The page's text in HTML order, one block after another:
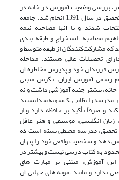
بررسی وضعیت آموزش در خانه در
نظام آموزشی ایران است. این تحقیق در سال 1391 انجام شد. جامعه
شدند و با آنها مصاحبه نیمه
مصاحبه، استخراج و طبقه ‏بندی
که مشارکت‌کنندگان از طبقه متوسط و
تحصیلات عالی هستند. مداخله
فرزندان خود و پذیرش مخاطره آن
رسمی آموزش ایران، نگرش مثبتی
بیشتر جنبه آموزشی داشت و نه
مدرسه را نظامی یک‌سویه می‏دانستند
و صرفاً تأکید بر حافظه دارد و از
انگلیسی، موسیقی و هنر غافل
مدرسه محیطی بسته است که
دهد و شخصیت واقعی خود را پنهان
به کتاب درسی نیست و بیشتر در
آموزش، مبتنی بر مهارت‏ های
ندارد و مانند نمونه‏ های جهانی آن